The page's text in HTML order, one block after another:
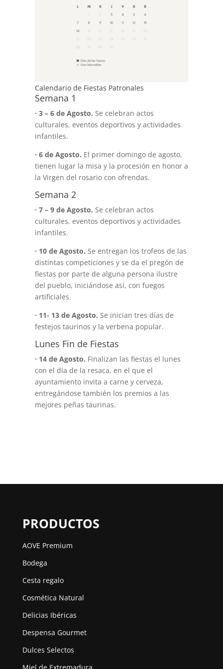
Calendario de Fiestas Patronales
Semana 1
· 3 – 6 de Agosto. Se celebran actos
culturales, eventos deportivos y actividades
infantiles.
· 6 de Agosto. El primer domingo de agosto,
tienen lugar la misa y la procesión en honor a
la Virgen del rosario con ofrendas.
Semana 2
· 7 – 9 de Agosto. Se celebran actos
culturales, eventos deportivos y actividades
infantiles.
· 10 de Agosto. Se entregan los trofeos de las
distintas competiciones y se da el pregón de
fiestas por parte de alguna persona ilustre
del pueblo, iniciándose así, con fuegos
artificiales.
· 11- 13 de Agosto. Se inician tres días de
festejos taurinos y la verbena popular.
Lunes Fin de Fiestas
· 14 de Agosto. Finalizan las fiestas el lunes
con el día de la resaca, en el que el
ayuntamiento invita a carne y cerveza,
entregándose también los premios a las
mejores peñas taurinas.
PRODUCTOS
AOVE Premium
Bodega
Cesta regalo
Cosmética Natural
Delicias Ibéricas
Despensa Gourmet
Dulces Selectos